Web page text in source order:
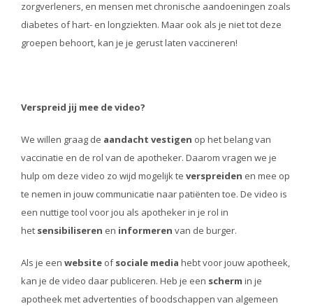
zorgverleners, en mensen met chronische aandoeningen zoals
diabetes of hart- en longziekten. Maar ook als je niet tot deze
groepen behoort, kan je je gerust laten vaccineren!
Verspreid jij mee de video?
We willen graag de aandacht vestigen op het belang van
vaccinatie en de rol van de apotheker. Daarom vragen we je
hulp om deze video zo wijd mogelijk te verspreiden en mee op
te nemen in jouw communicatie naar patiënten toe. De video is
een nuttige tool voor jou als apotheker in je rol in
het sensibiliseren en informeren van de burger.
Als je een website ofsociale media hebt voor jouw apotheek,
kan je de video daar publiceren. Heb je een scherm in je
apotheek met advertenties of boodschappen van algemeen